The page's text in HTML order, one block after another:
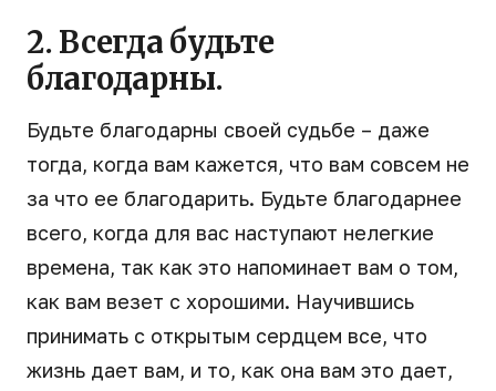
2. Всегда будьте
благодарны.
Будьте благодарны своей судьбе – даже
тогда, когда вам кажется, что вам совсем не
за что ее благодарить. Будьте благодарнее
всего, когда для вас наступают нелегкие
времена, так как это напоминает вам о том,
как вам везет с хорошими. Научившись
принимать с открытым сердцем все, что
жизнь дает вам, и то, как она вам это дает,